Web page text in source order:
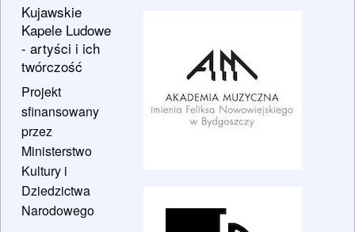
Kujawskie
Kapele Ludowe
- artyści i ich
twórczość
Projekt
sfinansowany
przez
Ministerstwo
Kultury i
Dziedzictwa
Narodowego